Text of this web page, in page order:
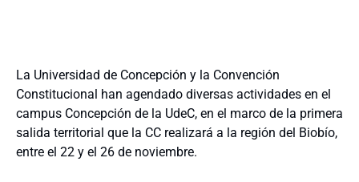
La Universidad de Concepción y la Convención
Constitucional han agendado diversas actividades en el
campus Concepción de la UdeC, en el marco de la primera
salida territorial que la CC realizará a la región del Biobío,
entre el 22 y el 26 de noviembre.